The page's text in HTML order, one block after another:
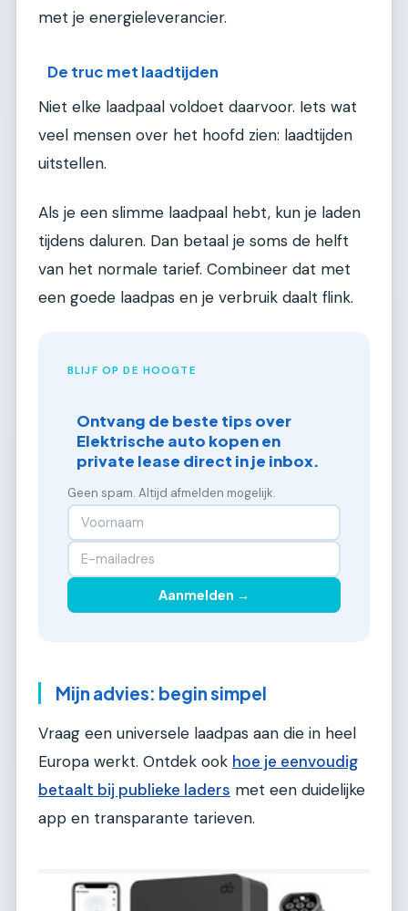
met je energieleverancier.
De truc met laadtijden
Niet elke laadpaal voldoet daarvoor. Iets wat
veel mensen over het hoofd zien: laadtijden
uitstellen.
Als je een slimme laadpaal hebt, kun je laden
tijdens daluren. Dan betaal je soms de helft
van het normale tarief. Combineer dat met
een goede laadpas en je verbruik daalt flink.
BLIJF OP DE HOOGTE
Ontvang de beste tips over
Elektrische auto kopen en
private lease direct in je inbox.
Geen spam. Altijd afmelden mogelijk.
Aanmelden →
Mijn advies: begin simpel
Vraag een universele laadpas aan die in heel
Europa werkt. Ontdek ook hoe je eenvoudig
betaalt bij publieke laders met een duidelijke
app en transparante tarieven.